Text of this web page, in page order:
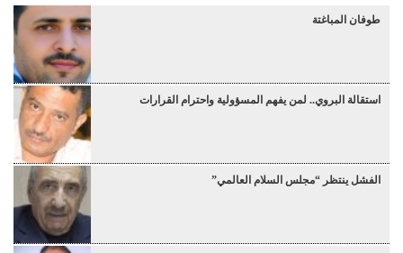
طوفان المباغتة
استقالة البروي.. لمن يفهم المسؤولية واحترام القرارات
الفشل ينتظر “مجلس السلام العالمي”